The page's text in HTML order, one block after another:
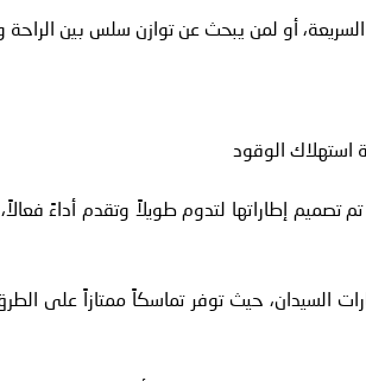
أو لمن يبحث عن توازن سلس بين الراحة
استهلاك الوقود
تصميم إطاراتها لتدوم طويلاً وتقدم أداءً
وبرايمسي 5 مثالية للسيارات السيدان، حيث توفر تماسكاً